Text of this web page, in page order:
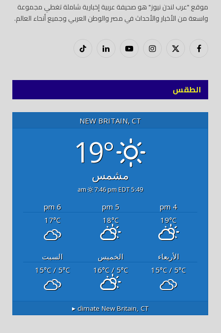
موقع "عرب لندن نيوز" هو صحيفة عربية إخبارية شاملة تغطي مجموعة
واسعة من الأخبار والأحداث في مصر والوطن العربي وجميع أنحاء العالم.
فيسبوكX
إنستغراميوتيوب لينكدود
تيك
الطقس
NEW BRITAIN, CT
19°
مشمس
5:49 am
7:46 pm EDT
4 pm
5 pm
6 pm
19°C
18°C
17°C
الأربعاء الخميس
السبت
15°C / 5°C
16°C/ 5°C
15°C/ 5°C
New Britain, CT